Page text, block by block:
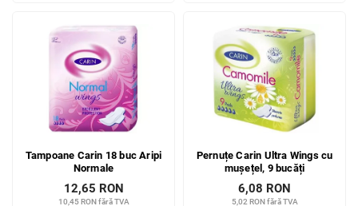
Tampoane Carin 18 buc Aripi
Normale
10,45 RON fără TVA
12,65 RON
Pernuțe Carin Ultra Wings cu
mușețel, 9 bucăți
5,02 RON fără TVA
6,08 RON